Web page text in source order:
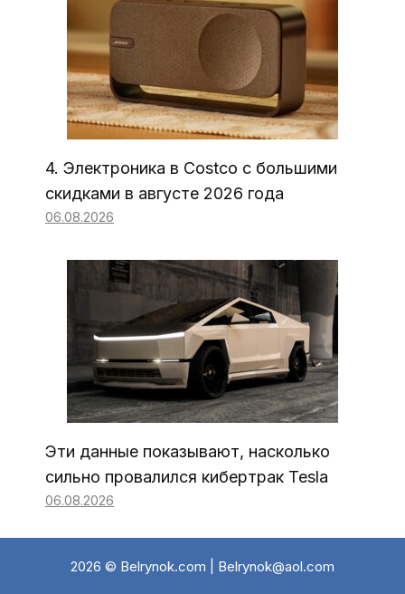
4. Электроника в Costco с большими
скидками в августе 2026 года
06.08.2026
Эти данные показывают, насколько
сильно провалился кибертрак Tesla
06.08.2026
2026 © Belrynok.com | Belrynok@aol.com